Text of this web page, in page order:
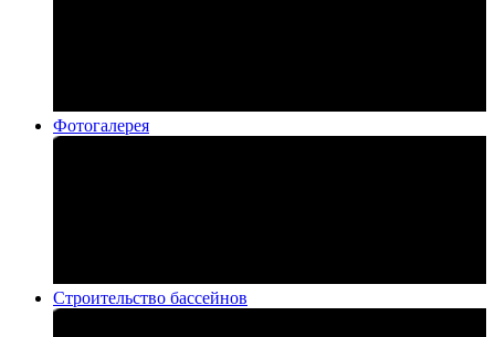
Фотогалерея
Строительство бассейнов